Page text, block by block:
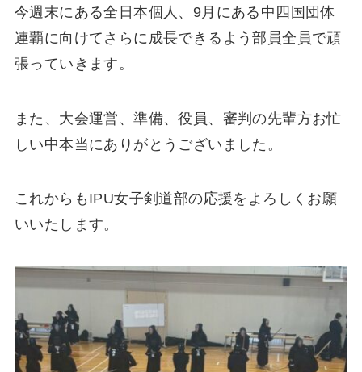
今週末にある全日本個人、9月にある中四国団体
連覇に向けてさらに成長できるよう部員全員で頑
張っていきます。
また、大会運営、準備、役員、審判の先輩方お忙
しい中本当にありがとうございました。
これからもIPU女子剣道部の応援をよろしくお願
いいたします。